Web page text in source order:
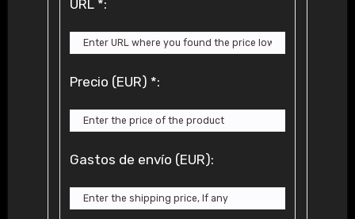
URL *:
Precio (EUR) *:
Gastos de envío (EUR):